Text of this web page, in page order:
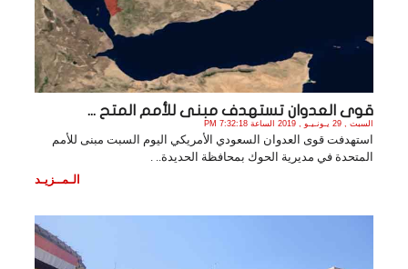
قوى العدوان تستهدف مبنى للأمم المتح ...
السبت , 29 يـونـيـو , 2019 الساعة 7:32:18 PM
استهدفت قوى العدوان السعودي الأمريكي اليوم السبت مبنى للأمم
المتحدة في مديرية الحوك بمحافظة الحديدة.. .
الـمــزيـد